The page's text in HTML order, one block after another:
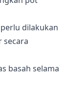
dilakukan
secara
basah selama